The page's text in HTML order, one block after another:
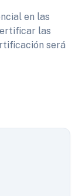
en las
las
será